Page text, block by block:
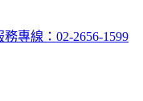
務專線：02-2656-1599